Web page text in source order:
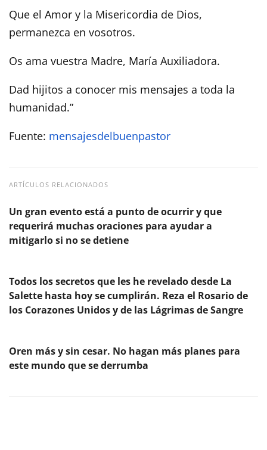
Que el Amor y la Misericordia de Dios,
permanezca en vosotros.
Os ama vuestra Madre, María Auxiliadora.
Dad hijitos a conocer mis mensajes a toda la
humanidad.”
Fuente: mensajesdelbuenpastor
ARTÍCULOS RELACIONADOS
Un gran evento está a punto de ocurrir y que
requerirá muchas oraciones para ayudar a
mitigarlo si no se detiene
Todos los secretos que les he revelado desde La
Salette hasta hoy se cumplirán. Reza el Rosario de
los Corazones Unidos y de las Lágrimas de Sangre
Oren más y sin cesar. No hagan más planes para
este mundo que se derrumba